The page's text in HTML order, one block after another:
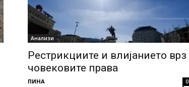
Анализи
Рестрикциите и влијанието врз
човековите права
ПИНА 0